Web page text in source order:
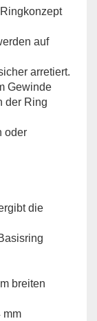
auf
arretiert.
Gewinde
der Ring
oder
die
breiten
mm